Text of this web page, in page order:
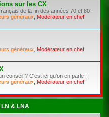
sur les CX
de la fin des années 70 et 80 !
généraux
Modérateur en chef
généraux
Modérateur en chef
conseil ? C'est ici qu'on en parle !
généraux
Modérateur en chef
LN & LNA